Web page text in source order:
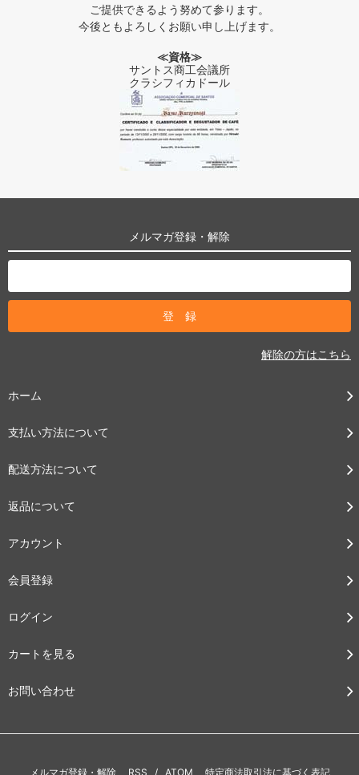
ご提供できるよう努めて参ります。
今後ともよろしくお願い申し上げます。
≪資格≫
サントス商工会議所
クラシフィカドール
メルマガ登録・解除
解除の方はこちら
ホーム
支払い方法について
配送方法について
返品について
アカウント
会員登録
ログイン
カートを見る
お問い合わせ
メルマガ登録・解除 RSS / ATOM 特定商法取引法に基づく表記